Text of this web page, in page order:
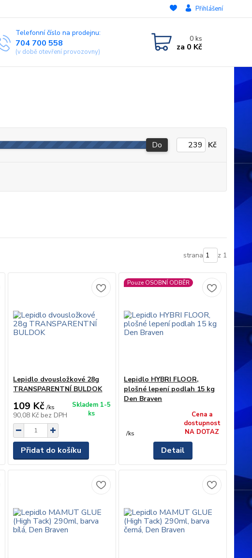
Přihlášení
Telefonní číslo na prodejnu:
704 700 558
(v době otevření provozovny)
0ks
za 0 Kč
Do Kč
strana z 1
Lepidlo dvousložkové 28g
TRANSPARENTNÍ BULDOK
109 Kč /ks
90,08 Kč bez DPH
Skladem 1-5
ks
Přidat do košíku
Pouze OSOBNÍ ODBĚR
Lepidlo HYBRI FLOOR,
plošné lepení podlah 15 kg
Den Braven
/ks
Cena a
dostupnost
NA DOTAZ
Detail